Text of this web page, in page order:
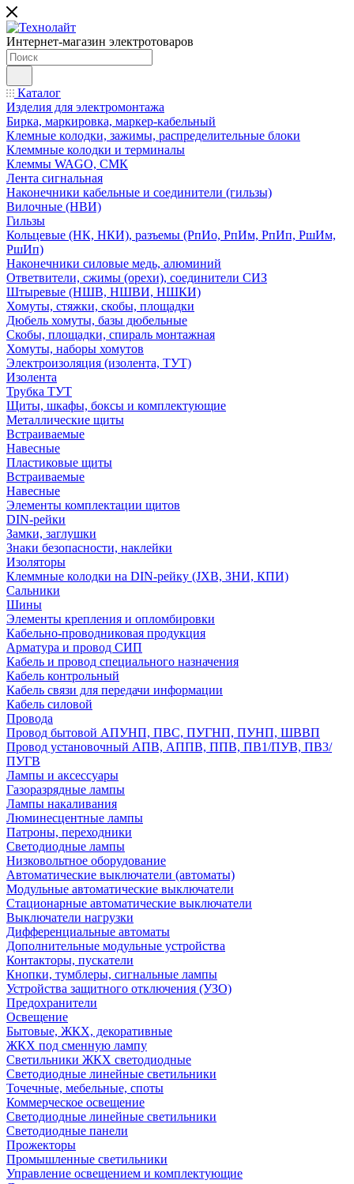
Интернет-магазин электротоваров
Каталог
Изделия для электромонтажа
Бирка, маркировка, маркер-кабельный
Клемные колодки, зажимы, распределительные блоки
Клеммные колодки и терминалы
Клеммы WAGO, СМК
Лента сигнальная
Наконечники кабельные и соединители (гильзы)
Вилочные (НВИ)
Гильзы
Кольцевые (НК, НКИ), разъемы (РпИо, РпИм, РпИп, РшИм,
РшИп)
Наконечники силовые медь, алюминий
Ответвители, сжимы (орехи), соединители СИЗ
Штыревые (НШВ, НШВИ, НШКИ)
Хомуты, стяжки, скобы, площадки
Дюбель хомуты, базы дюбельные
Скобы, площадки, спираль монтажная
Хомуты, наборы хомутов
Электроизоляция (изолента, ТУТ)
Изолента
Трубка ТУТ
Щиты, шкафы, боксы и комплектующие
Металлические щиты
Встраиваемые
Навесные
Пластиковые щиты
Встраиваемые
Навесные
Элементы комплектации щитов
DIN-рейки
Замки, заглушки
Знаки безопасности, наклейки
Изоляторы
Клеммные колодки на DIN-рейку (JXB, ЗНИ, КПИ)
Сальники
Шины
Элементы крепления и опломбировки
Кабельно-проводниковая продукция
Арматура и провод СИП
Кабель и провод специального назначения
Кабель контрольный
Кабель связи для передачи информации
Кабель силовой
Провода
Провод бытовой АПУНП, ПВС, ПУГНП, ПУНП, ШВВП
Провод установочный АПВ, АППВ, ППВ, ПВ1/ПУВ, ПВ3/
ПУГВ
Лампы и аксессуары
Газоразрядные лампы
Лампы накаливания
Люминесцентные лампы
Патроны, переходники
Светодиодные лампы
Низковольтное оборудование
Автоматические выключатели (автоматы)
Модульные автоматические выключатели
Стационарные автоматические выключатели
Выключатели нагрузки
Дифференциальные автоматы
Дополнительные модульные устройства
Контакторы, пускатели
Кнопки, тумблеры, сигнальные лампы
Устройства защитного отключения (УЗО)
Предохранители
Освещение
Бытовые, ЖКХ, декоративные
ЖКХ под сменную лампу
Светильники ЖКХ светодиодные
Светодиодные линейные светильники
Точечные, мебельные, споты
Коммерческое освещение
Светодиодные линейные светильники
Светодиодные панели
Прожекторы
Промышленные светильники
Управление освещением и комплектующие